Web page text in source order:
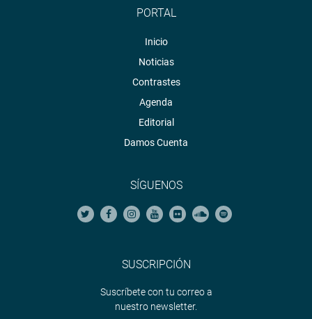
PORTAL
Inicio
Noticias
Contrastes
Agenda
Editorial
Damos Cuenta
SÍGUENOS
SUSCRIPCIÓN
Suscríbete con tu correo a
nuestro newsletter.